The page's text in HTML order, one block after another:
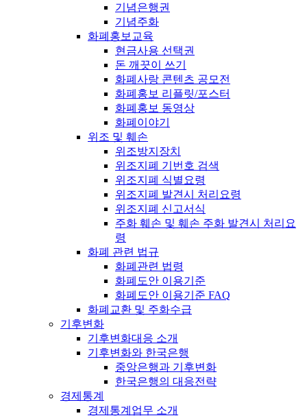
기념은행권
기념주화
화폐홍보교육
현금사용 선택권
돈 깨끗이 쓰기
화폐사랑 콘텐츠 공모전
화폐홍보 리플릿/포스터
화폐홍보 동영상
화폐이야기
위조 및 훼손
위조방지장치
위조지폐 기번호 검색
위조지폐 식별요령
위조지폐 발견시 처리요령
위조지폐 신고서식
주화 훼손 및 훼손 주화 발견시 처리요
령
화폐 관련 법규
화폐관련 법령
화폐도안 이용기준
화폐도안 이용기준 FAQ
화폐교환 및 주화수급
기후변화
기후변화대응 소개
기후변화와 한국은행
중앙은행과 기후변화
한국은행의 대응전략
경제통계
경제통계업무 소개